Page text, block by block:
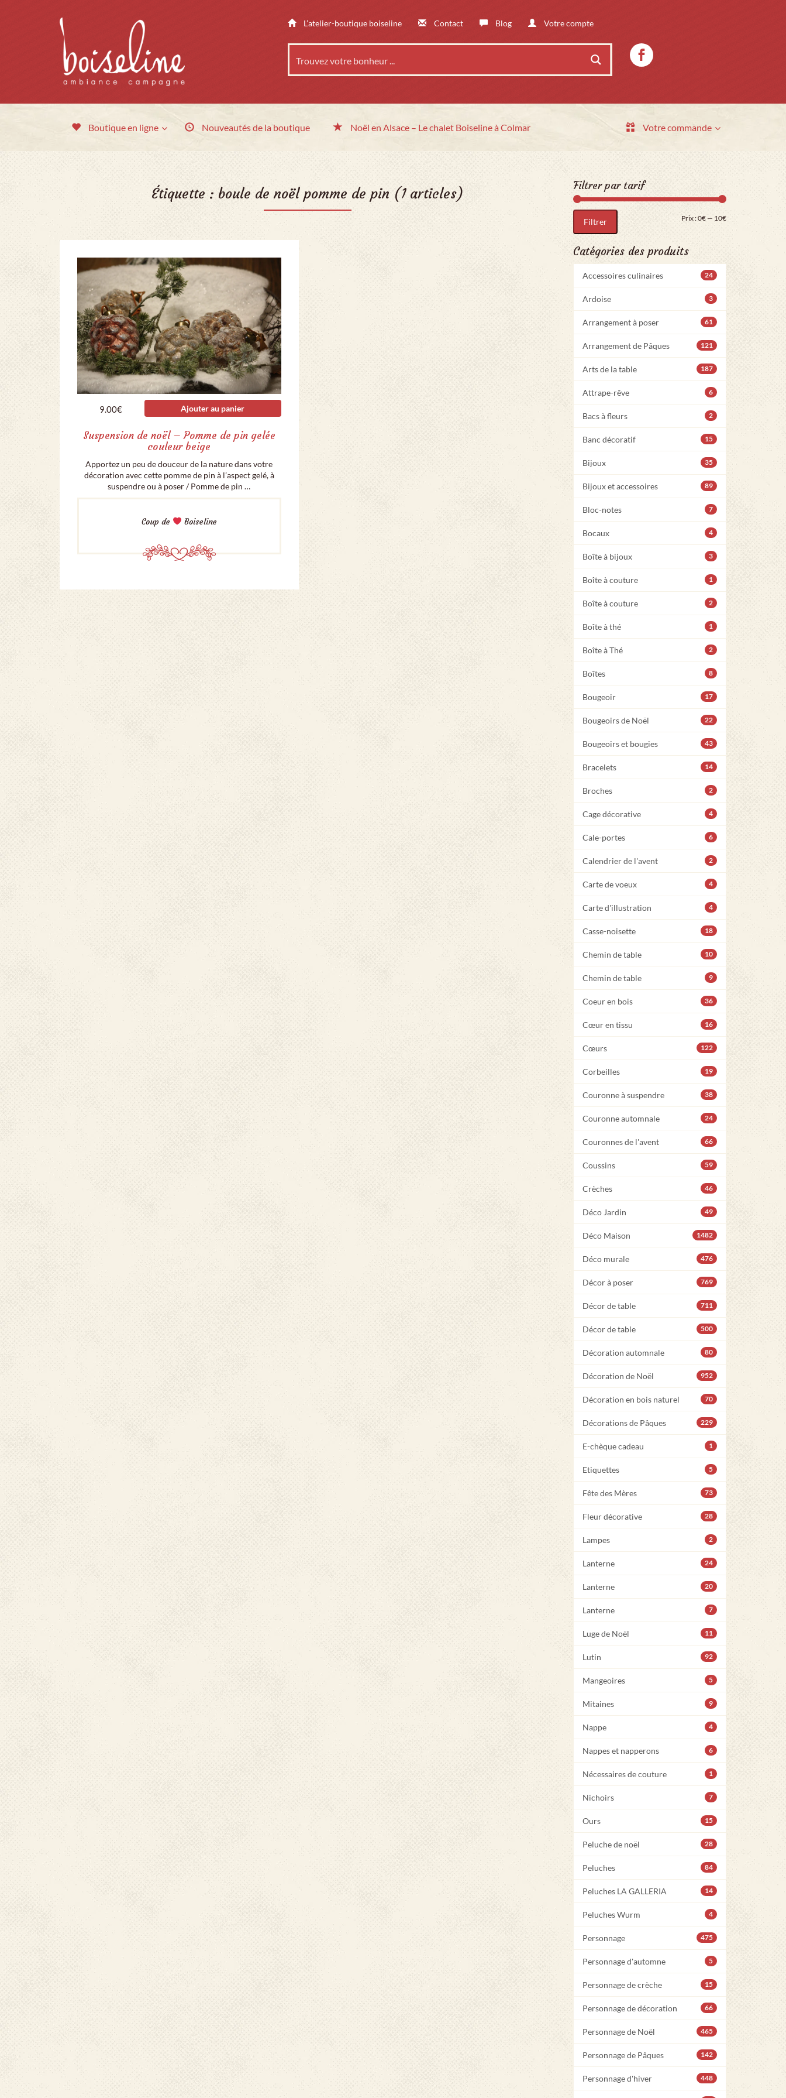
L’atelier-boutique boiseline Contact Blog Votre compte
Boutique en ligne Nouveautésde la boutique Noël en Alsace – Le chalet Boiseline à Colmar Votre commande
Étiquette : boule de noël pomme de pin (1 articles)
9.00€ Ajouter au panier
Suspension de noël – Pomme de pin gelée
couleur beige
Apportez un peu de douceur de la nature dans votre
décoration avec cette pomme de pin à l’aspect gelé, à
suspendre ou à poser / Pomme de pin …
Coup de Boiseline
Filtrer par tarif
Prix min
Prix max
Filtrer Prix :0€ — 10€
Catégories des produits
Accessoires culinaires 24
Ardoise 3
Arrangement à poser 61
Arrangement de Pâques 121
Arts de la table 187
Attrape-rêve 6
Bacs à fleurs 2
Banc décoratif 15
Bijoux 35
Bijoux et accessoires 89
Bloc-notes 7
Bocaux 4
Boîte à bijoux 3
Boîte à couture 1
Boîte à couture 2
Boîte à thé 1
Boîte à Thé 2
Boîtes 8
Bougeoir 17
Bougeoirs de Noël 22
Bougeoirs et bougies 43
Bracelets 14
Broches 2
Cage décorative 4
Cale-portes 6
Calendrier de l'avent 2
Carte de voeux 4
Carte d'illustration 4
Casse-noisette 18
Chemin de table 10
Chemin de table 9
Coeur en bois 36
Cœur en tissu 16
Cœurs 122
Corbeilles 19
Couronne à suspendre 38
Couronne automnale 24
Couronnes de l'avent 66
Coussins 59
Crèches 46
Déco Jardin 49
Déco Maison 1482
Déco murale 476
Décor à poser 769
Décor de table 711
Décor de table 500
Décoration automnale 80
Décoration de Noël 952
Décoration en bois naturel 70
Décorations de Pâques 229
E-chèque cadeau 1
Etiquettes 5
Fête des Mères 73
Fleur décorative 28
Lampes 2
Lanterne 24
Lanterne 20
Lanterne 7
Luge de Noël 11
Lutin 92
Mangeoires 5
Mitaines 9
Nappe 4
Nappes et napperons 6
Nécessaires de couture 1
Nichoirs 7
Ours 15
Peluche de noël 28
Peluches 84
Peluches LA GALLERIA 14
Peluches Wurm 4
Personnage 475
Personnage d'automne 5
Personnage de crèche 15
Personnage de décoration 66
Personnage de Noël 465
Personnage de Pâques 142
Personnage d'hiver 448